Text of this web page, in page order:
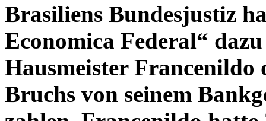
Brasiliens Bundesjustiz
Economica Federal“
Hausmeister Francenildo
Bruchs von seinem